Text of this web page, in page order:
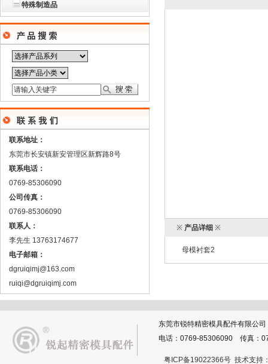
特殊制造品
联系地址：
东莞市长安镇新安管理区新辉路8号
联系电话：
0769-85306090
公司传真：
0769-85306090
联系人：
李先生 13763174677
电子邮箱：
dgruiqimj@163.com
ruiqi@dgruiqimj.com
※ 产品详细 ※
母模衬套2
东莞市锐特精密模具配件有限公
电话：0769-85306090 传真：
粤ICP备19022366号 技术支持